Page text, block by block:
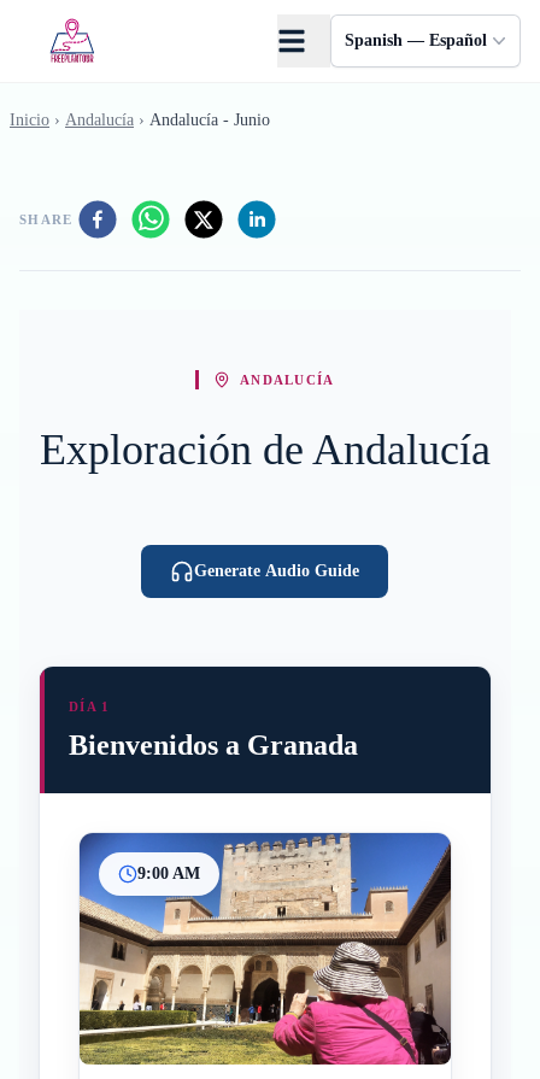
Spanish — Español
Inicio › Andalucía › Andalucía - Junio
SHARE
ANDALUCÍA
Exploración de Andalucía
Generate Audio Guide
DÍA 1
Bienvenidos a Granada
9:00 AM